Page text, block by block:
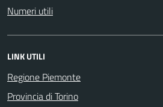
Numeri utili
LINK UTILI
Regione Piemonte
Provincia di Torino